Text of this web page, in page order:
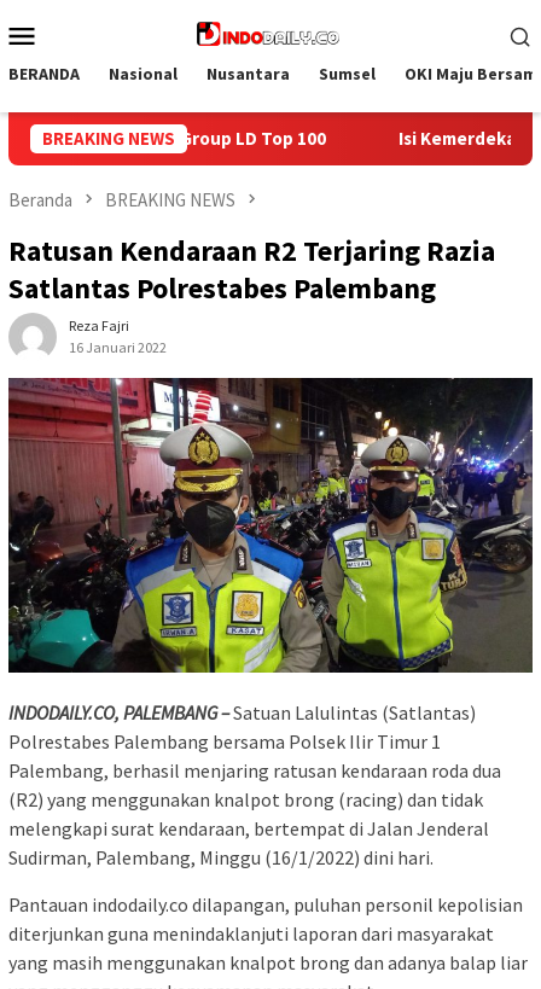
ke
Mobile
BERANDA Nasional Nusantara Sumsel OKI Maju
BREAKING NEWSIsi Kemerdekaan dengan Kepedulian, Lapas
Beranda BREAKING NEWS
Ratusan Kendaraan R2 Terjaring Razia
Satlantas Polrestabes Palembang
Reza Fajri
16 Januari 2022
INDODAILY.CO, PALEMBANG –Satuan Lalulintas (Satlantas)
Polrestabes Palembang bersama Polsek Ilir Timur 1
Palembang, berhasil menjaring ratusan kendaraan roda dua
(R2) yang menggunakan knalpot brong (racing) dan tidak
melengkapi surat kendaraan, bertempat di Jalan Jenderal
Sudirman, Palembang, Minggu (16/1/2022) dini hari.
Pantauan indodaily.co dilapangan, puluhan personil kepolisian
diterjunkan guna menindaklanjuti laporan dari masyarakat
yang masih menggunakan knalpot brong dan adanya balap liar